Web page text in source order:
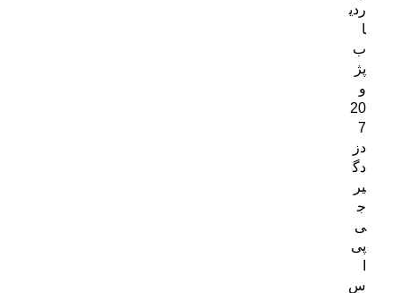
ردی
ا
ب
پژ
و
20
7
دز
دگ
یر
ج
ی
پی
س